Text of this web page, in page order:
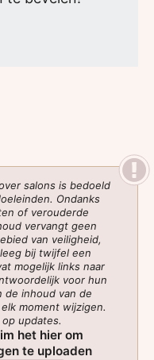
salons is bedoeld
Ondanks
of verouderde
vervangt geen
van veiligheid,
bij twijfel een
mogelijk links naar
voor hun
de inhoud van de
moment wijzigen.
updates.
het hier om
te uploaden